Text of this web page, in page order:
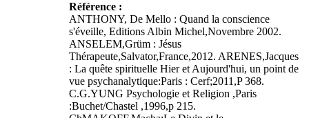
Référence :
ANTHONY, De Mello : Quand la conscience
s'éveille, Editions Albin Michel,Novembre 2002.
ANSELEM,Grüm : Jésus
Thérapeute,Salvator,France,2012. ARENES,Jacques
: La quête spirituelle Hier et Aujourd'hui, un point de
vue psychanalytique:Paris : Cerf;2011,P 368.
C.G.YUNG Psychologie et Religion ,Paris
:Buchet/Chastel ,1996,p 215.